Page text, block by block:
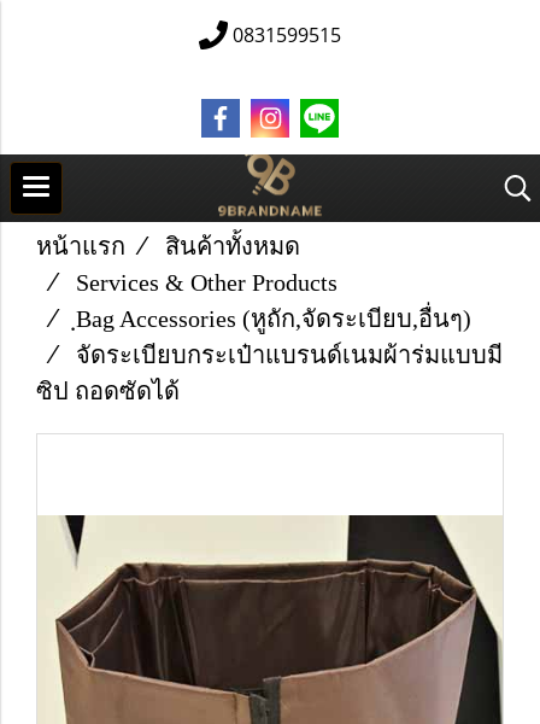
0831599515
หน้าแรก
สินค้าทั้งหมด
Services & Other Products
ฺBag Accessories (หูถัก,จัดระเบียบ,อื่นๆ)
จัดระเบียบกระเป๋าแบรนด์เนมผ้าร่มแบบมี
ซิป ถอดซัดได้